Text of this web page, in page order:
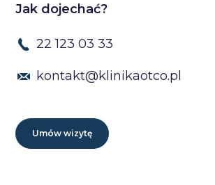
Jak dojechać?
22 123 03 33
kontakt@klinikaotco.pl
Umów wizytę